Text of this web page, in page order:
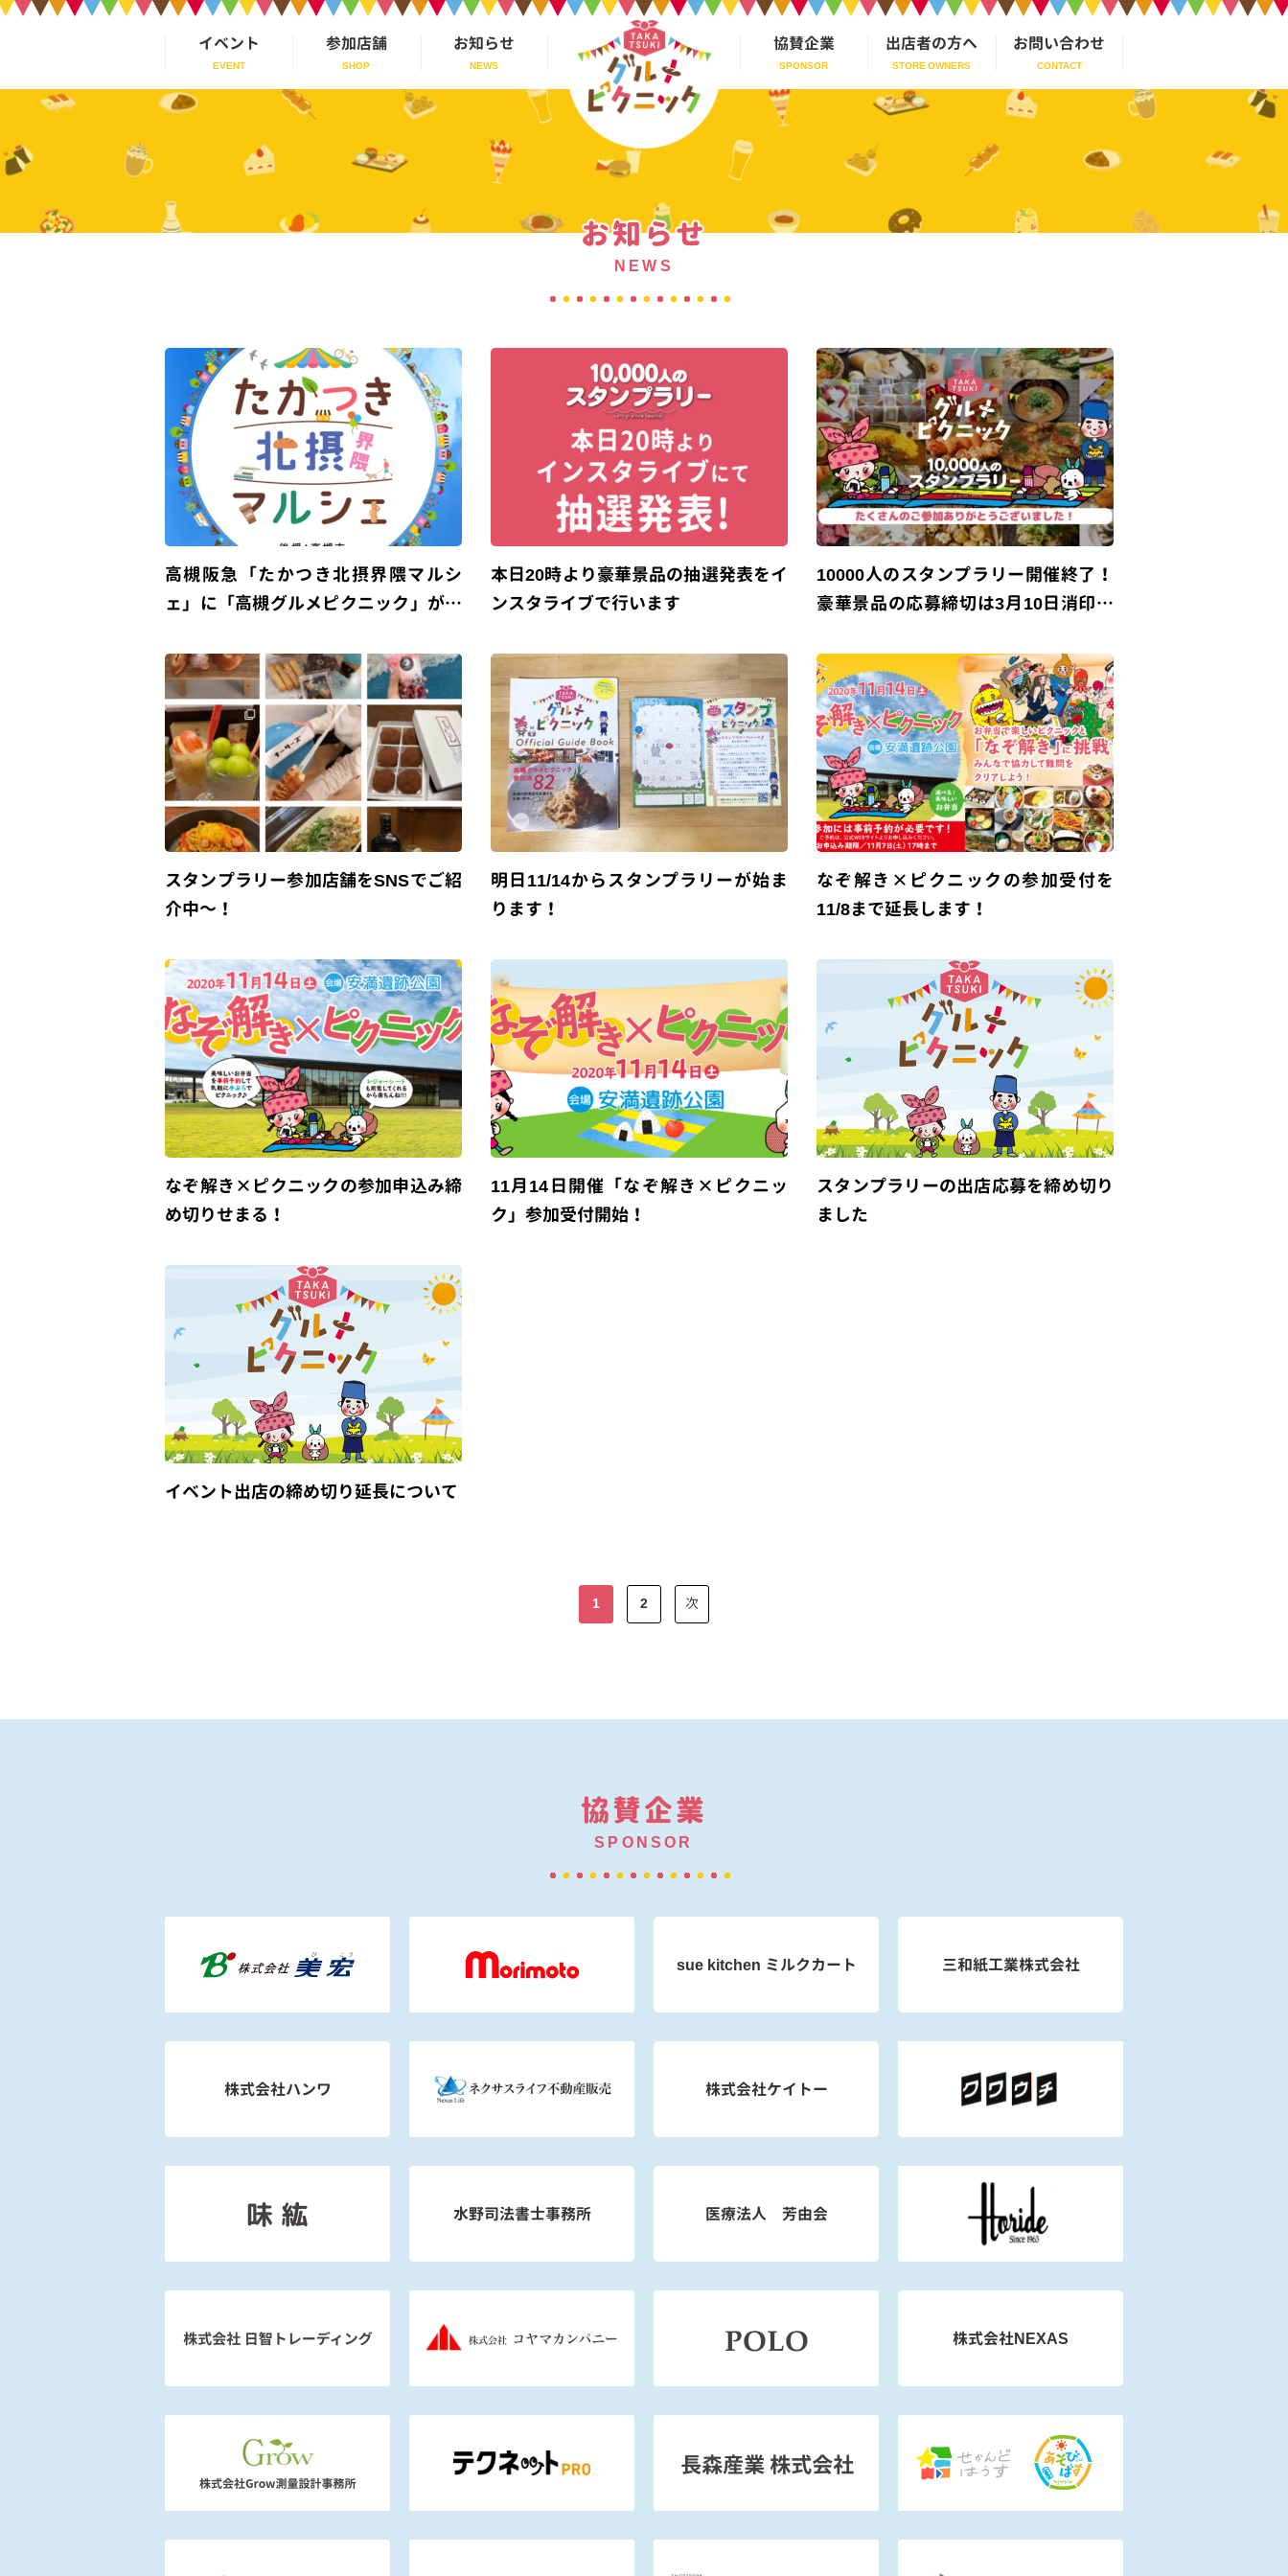
イベント 参加店舗 お知らせ 協賛企業 出店者の方へ お問い合わせ
お知らせ
NEWS
高槻阪急「たかつき北摂界隈マルシ
ェ」に「高槻グルメピクニック」が参
本日20時より豪華景品の抽選発表をイ
ンスタライブで行います
10000人のスタンプラリー開催終了！
豪華景品の応募締切は3月10日消印有
スタンプラリー参加店舗をSNSでご紹
介中～！
明日11/14からスタンプラリーが始ま
ります！
なぞ解き×ピクニックの参加受付を
11/8まで延長します！
なぞ解き×ピクニックの参加申込み締
め切りせまる！
11月14日開催「なぞ解き×ピクニッ
ク」参加受付開始！
スタンプラリーの出店応募を締め切り
ました
イベント出店の締め切り延長について
1 2 次
協賛企業
SPONSOR
sue kitchen ミルクカート 三和紙工業株式会社
株式会社ハンワ 株式会社ケイトー
水野司法書士事務所 医療法人 芳由会
株式会社NEXAS